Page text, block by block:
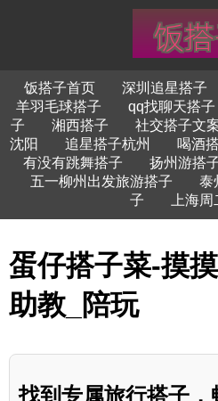
饭搭子首页 深圳追星搭子
羊羽毛球搭子
qq找聊天搭子
子
湘西搭子 社交搭子文
沈阳
追星搭子杭州 喝酒
有没有跳舞搭子
扬州游搭
五一柳州出发旅游搭子
泰
子
上海
蛋仔搭子菜-摸摸
助教_陪玩
找到专属旅行搭子